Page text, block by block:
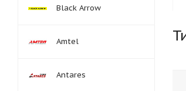
Black Arrow
Amtel
Antares